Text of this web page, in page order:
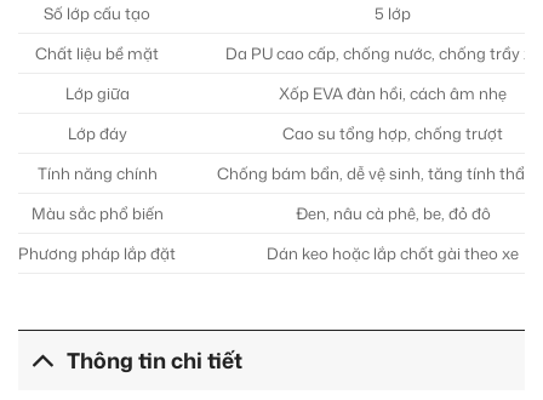
Số lớp cấu tạo
5 lớp
Chất liệu bề mặt
Da PU cao cấp, chống nước, chống trầy
Lớp giữa
Xốp EVA đàn hồi, cách âm nhẹ
Lớp đáy
Cao su tổng hợp, chống trượt
Tính năng chính
Chống bám bẩn, dễ vệ sinh, tăng tính
Màu sắc phổ biến
Đen, nâu cà phê, be, đỏ đô
Phương pháp lắp đặt
Dán keo hoặc lắp chốt gài theo xe
Thông tin chi tiết